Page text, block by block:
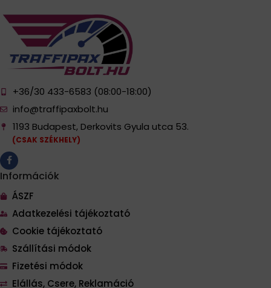
+36/30 433-6583 (08:00-18:00)
info@traffipaxbolt.hu
1193 Budapest, Derkovits Gyula utca 53.
(CSAK SZÉKHELY)
Információk
ÁSZF
Adatkezelési tájékoztató
Cookie tájékoztató
Szállítási módok
Fizetési módok
Elállás, Csere, Reklamáció